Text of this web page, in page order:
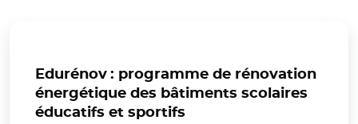
Edurénov : programme de rénovation
énergétique des bâtiments scolaires
éducatifs et sportifs